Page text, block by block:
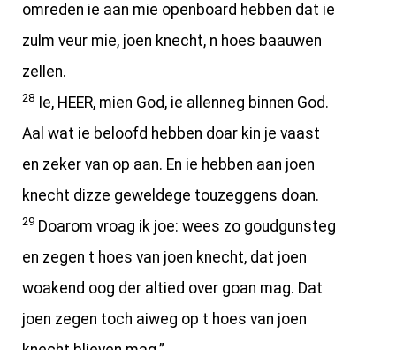
omreden ie aan mie openboard hebben dat ie
zulm veur mie, joen knecht, n hoes baauwen
zellen.
28
Ie, HEER, mien God, ie allenneg binnen God.
Aal wat ie beloofd hebben doar kin je vaast
en zeker van op aan. En ie hebben aan joen
knecht dizze geweldege touzeggens doan.
29 Doarom vroag ik joe: wees zo goudgunsteg
en zegen t hoes van joen knecht, dat joen
woakend oog der altied over goan mag. Dat
joen zegen toch aiweg op t hoes van joen